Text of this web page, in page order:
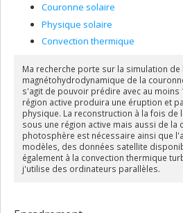
Couronne solaire
Physique solaire
Convection thermique
Ma recherche porte sur la simulation de
magnétohydrodynamique de la
s'agit de pouvoir prédire avec au moins
région active produira une éruption et
physique. La reconstruction à la fois de
sous une région active mais aussi de la
photosphère est nécessaire ainsi que
modèles, des données satellite
également à la convection thermique
j'utilise des ordinateurs parallèles.